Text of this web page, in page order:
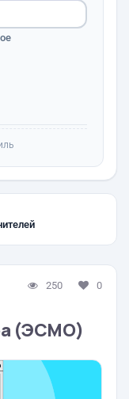
250 0
(ЭСМО)